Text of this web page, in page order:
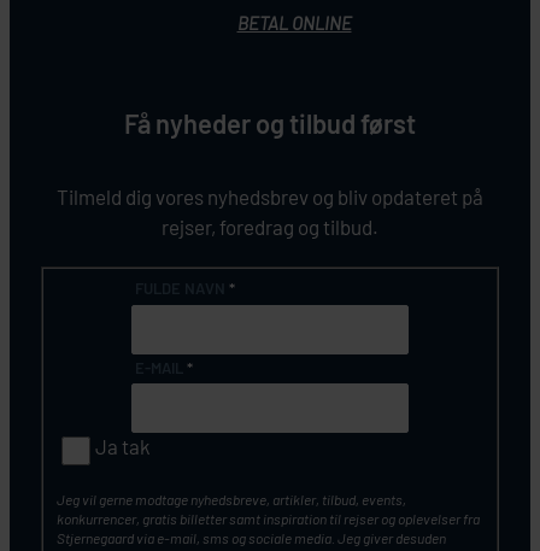
BETAL ONLINE
Få nyheder og tilbud først
Tilmeld dig vores nyhedsbrev og bliv opdateret på
rejser, foredrag og tilbud.
*
*
Ja tak
Jeg vil gerne modtage nyhedsbreve, artikler, tilbud, events,
konkurrencer, gratis billetter samt inspiration til rejser og oplevelser fra
Stjernegaard via e-mail, sms og sociale media. Jeg giver desuden